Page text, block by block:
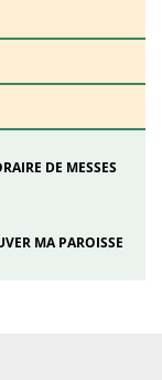
DE MESSES
MA PAROISSE